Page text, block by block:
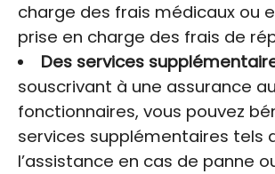
charge des frais médicaux ou
prise en charge des frais de
Des services
souscrivant à une assurance
fonctionnaires, vous pouvez
services supplémentaires tels
l’assistance en cas de panne